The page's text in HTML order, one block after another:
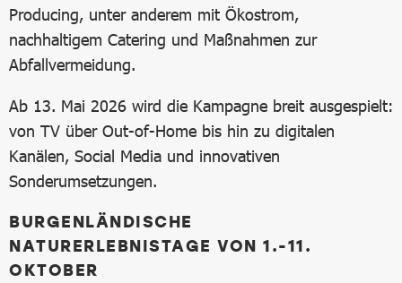
Producing, unter anderem mit Ökostrom,
nachhaltigem Catering und Maßnahmen zur
Abfallvermeidung.
Ab 13. Mai 2026 wird die Kampagne breit ausgespielt:
von TV über Out-of-Home bis hin zu digitalen
Kanälen, Social Media und innovativen
Sonderumsetzungen.
BURGENLÄNDISCHE
NATURERLEBNISTAGE VON 1.-11.
OKTOBER